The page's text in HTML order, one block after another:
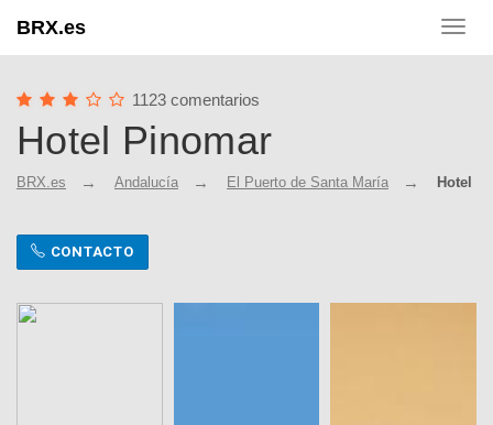
BRX.es
1123 comentarios
Hotel Pinomar
BRX.es Andalucía El Puerto de Santa María Hotel
CONTACTO